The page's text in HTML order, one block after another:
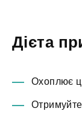
Дієта
Охоплює
Отримуйте